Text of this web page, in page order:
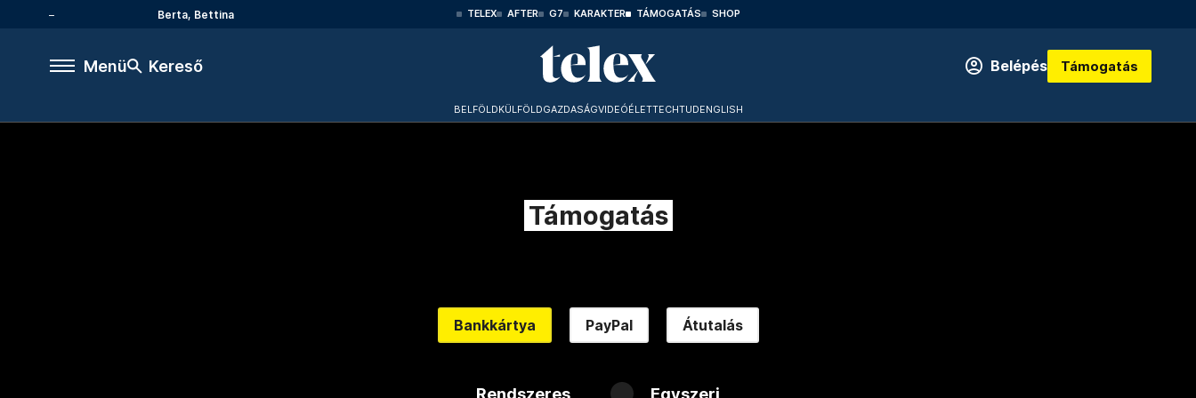
Berta, Bettina TELEX AFTER G7 KARAKTER TÁMOGATÁS SHOP
Menü Kereső Belépés Támogatás
BELFÖLDKÜLFÖLDGAZDASÁGVIDEÓÉLETTECHTUDENGLISH
Támogatás
Bankkártya PayPal Átutalás
Rendszeres Egyszeri